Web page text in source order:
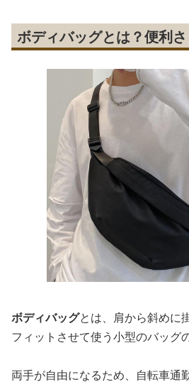
ボディバッグとは？便利
ボディバッグとは、肩から斜めに
フィットさせて使う小型のバッグ
両手が自由になるため、自転車通